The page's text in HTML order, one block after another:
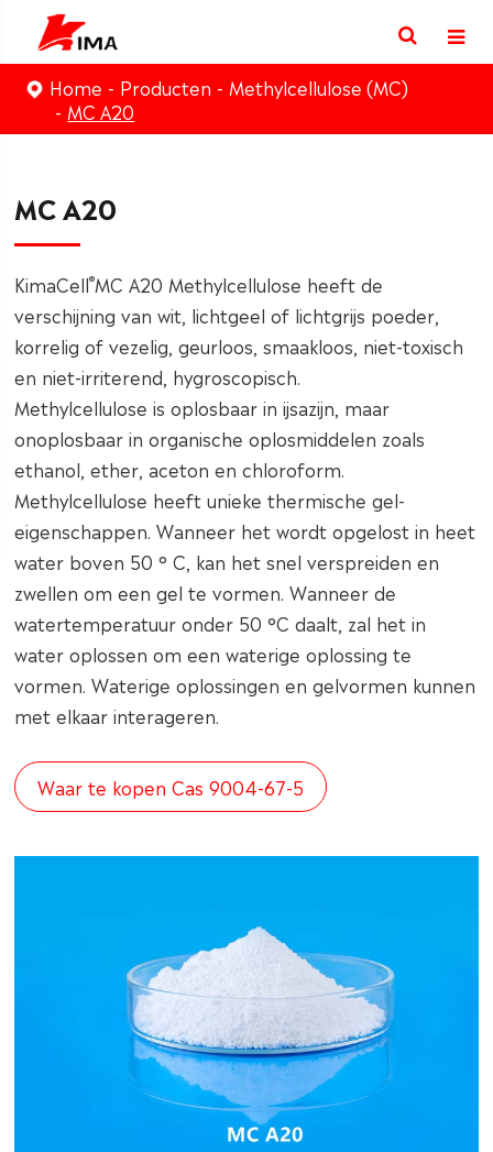
Home Producten
Methylcellulose (MC)
MC A20
MC A20
KimaCell®MC A20 Methylcellulose heeft de
verschijning van wit, lichtgeel of lichtgrijs poeder,
korrelig of vezelig, geurloos, smaakloos, niet-toxisch
en niet-irriterend, hygroscopisch.
Methylcellulose is oplosbaar in ijsazijn, maar
onoplosbaar in organische oplosmiddelen zoals
ethanol, ether, aceton en chloroform.
Methylcellulose heeft unieke thermische gel-
eigenschappen. Wanneer het wordt opgelost in heet
water boven 50 ° C, kan het snel verspreiden en
zwellen om een gel te vormen. Wanneer de
watertemperatuur onder 50 °C daalt, zal het in
water oplossen om een waterige oplossing te
vormen. Waterige oplossingen en gelvormen kunnen
met elkaar interageren.
Waar te kopen Cas 9004-67-5